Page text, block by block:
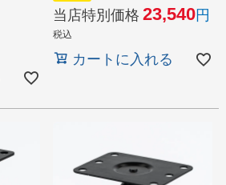
当店特別価格 23,540
税込
カートに入れる